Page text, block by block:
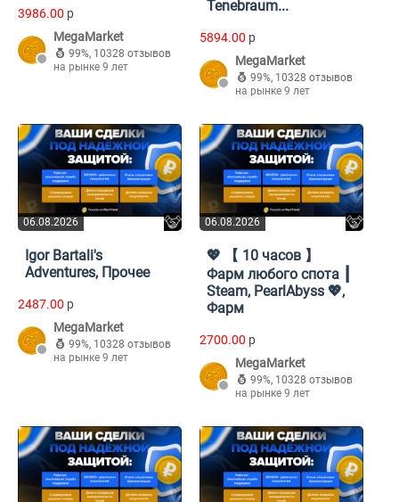
3986.00 p
MegaMarket
99%, 10328 отзывов
на рынке 9 лет
Tenebraum...
5894.00 p
MegaMarket
99%, 10328 отзывов
на рынке 9 лет
06.08.2026
Igor Bartali's
Adventures, Прочее
2487.00 p
MegaMarket
99%, 10328 отзывов
на рынке 9 лет
06.08.2026
💖 【 10 часов 】
Фарм любого спота ┃
Steam, PearlAbyss 💖,
Фарм
2700.00 p
MegaMarket
99%, 10328 отзывов
на рынке 9 лет